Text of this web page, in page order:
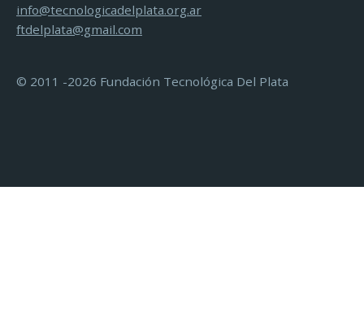
info@tecnologicadelplata.org.ar
ftdelplata@gmail.com
© 2011 -2026 Fundación Tecnológica Del Plata